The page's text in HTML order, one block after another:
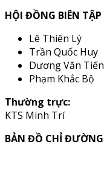
HỘI ĐỒNG BIÊN TẬP
Lê Thiên Lý
Trần Quốc Huy
Dương Văn Tiến
Phạm Khắc Bộ
Thường trực:
KTS Minh Trí
BẢN ĐỒ CHỈ ĐƯỜNG